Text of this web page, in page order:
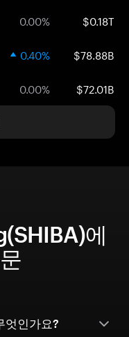
0.00% $0.18T
0.40% $78.88B
0.00% $72.01B
에
인가요?